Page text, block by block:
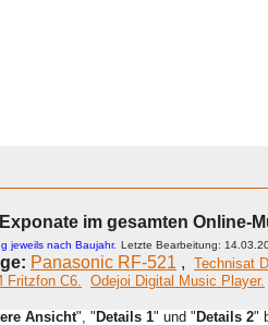
im gesamten Online-
jeweils nach Baujahr. Letzte Bearbeitung:
Panasonic RF-521 , Technisat
Fritzfon C6. Odejoi Digital Music Player.
Ansicht", " Details 1" und " Details 2"